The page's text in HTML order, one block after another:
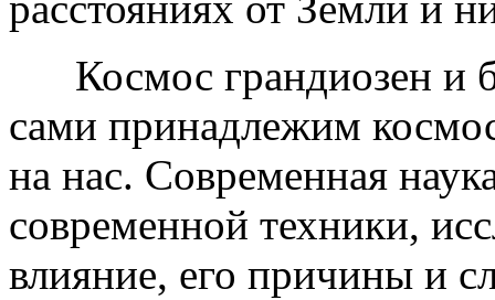
Космос грандиозен и
сами принадлежим
на нас. Современная
современной техники,
влияние, его причины и